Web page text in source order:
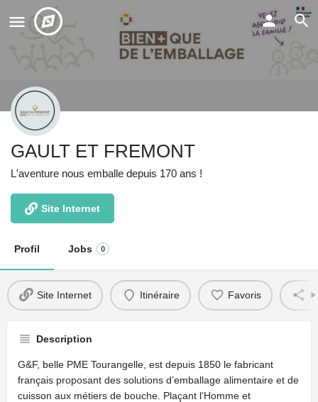
GAULT ET FREMONT
L'aventure nous emballe depuis 170 ans !
Site Internet
Profil Jobs 0
Site Internet Itinéraire Favoris
Description
G&F, belle PME Tourangelle, est depuis 1850 le fabricant
français proposant des solutions d’emballage alimentaire et de
cuisson aux métiers de bouche. Plaçant l’Homme et